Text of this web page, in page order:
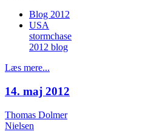
Blog 2012
USA
stormchase
2012 blog
Læs mere...
14. maj 2012
Thomas Dolmer
Nielsen